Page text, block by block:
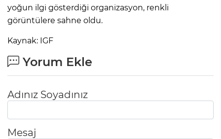
yoğun ilgi gösterdiği organizasyon, renkli
görüntülere sahne oldu.
Kaynak: IGF
Yorum Ekle
Adınız Soyadınız
Mesaj